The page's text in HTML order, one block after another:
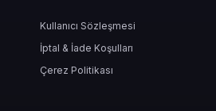
Kullanıcı Sözleşmesi
İptal & İade Koşulları
Çerez Politikası